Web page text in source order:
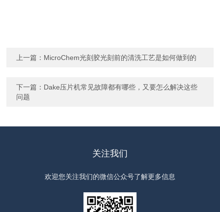
上一篇： MicroChem光刻胶光刻前的清洗工艺是如何做到的
下一篇： Dake压片机常见故障都有哪些，又要怎么解决这些
问题
关注我们
欢迎您关注我们的微信公众号了解更多信息